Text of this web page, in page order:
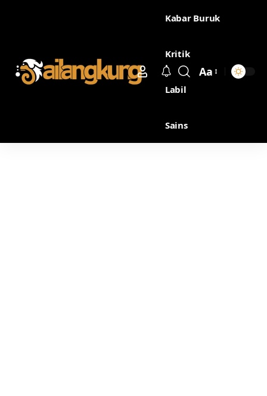
Kabar Buruk
Kritik
Labil
Sains
Aa